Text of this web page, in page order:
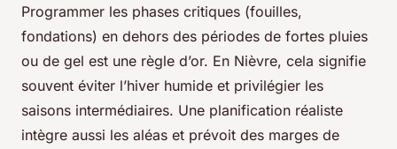
Programmer les phases critiques (fouilles,
fondations) en dehors des périodes de fortes pluies
ou de gel est une règle d’or. En Nièvre, cela signifie
souvent éviter l’hiver humide et privilégier les
saisons intermédiaires. Une planification réaliste
intègre aussi les aléas et prévoit des marges de